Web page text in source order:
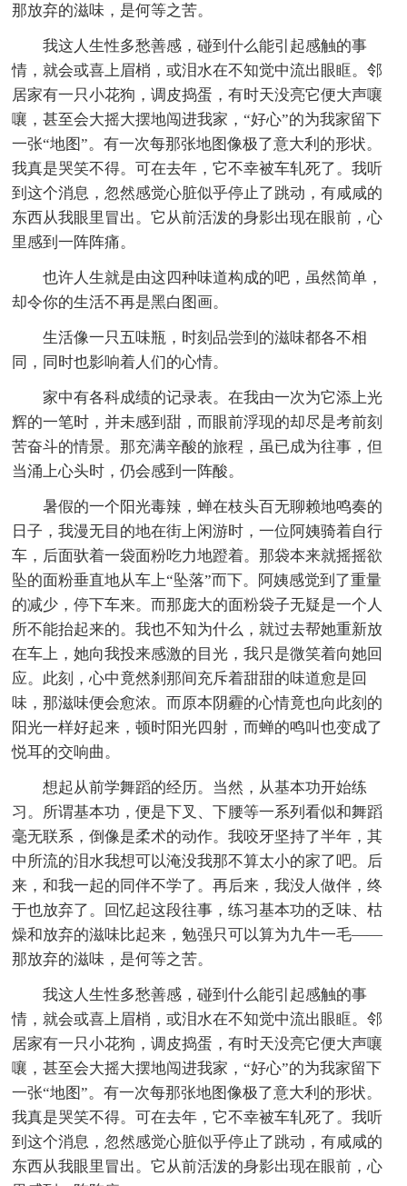
那放弃的滋味，是何等之苦。
我这人生性多愁善感，碰到什么能引起感触的事
情，就会或喜上眉梢，或泪水在不知觉中流出眼眶。邻
居家有一只小花狗，调皮捣蛋，有时天没亮它便大声嚷
嚷，甚至会大摇大摆地闯进我家，“好心”的为我家留下
一张“地图”。有一次每那张地图像极了意大利的形状。
我真是哭笑不得。可在去年，它不幸被车轧死了。我听
到这个消息，忽然感觉心脏似乎停止了跳动，有咸咸的
东西从我眼里冒出。它从前活泼的身影出现在眼前，心
里感到一阵阵痛。
也许人生就是由这四种味道构成的吧，虽然简单，
却令你的生活不再是黑白图画。
生活像一只五味瓶，时刻品尝到的滋味都各不相
同，同时也影响着人们的心情。
家中有各科成绩的记录表。在我由一次为它添上光
辉的一笔时，并未感到甜，而眼前浮现的却尽是考前刻
苦奋斗的情景。那充满辛酸的旅程，虽已成为往事，但
当涌上心头时，仍会感到一阵酸。
暑假的一个阳光毒辣，蝉在枝头百无聊赖地鸣奏的
日子，我漫无目的地在街上闲游时，一位阿姨骑着自行
车，后面驮着一袋面粉吃力地蹬着。那袋本来就摇摇欲
坠的面粉垂直地从车上“坠落”而下。阿姨感觉到了重量
的减少，停下车来。而那庞大的面粉袋子无疑是一个人
所不能抬起来的。我也不知为什么，就过去帮她重新放
在车上，她向我投来感激的目光，我只是微笑着向她回
应。此刻，心中竟然刹那间充斥着甜甜的味道愈是回
味，那滋味便会愈浓。而原本阴霾的心情竟也向此刻的
阳光一样好起来，顿时阳光四射，而蝉的鸣叫也变成了
悦耳的交响曲。
想起从前学舞蹈的经历。当然，从基本功开始练
习。所谓基本功，便是下叉、下腰等一系列看似和舞蹈
毫无联系，倒像是柔术的动作。我咬牙坚持了半年，其
中所流的泪水我想可以淹没我那不算太小的家了吧。后
来，和我一起的同伴不学了。再后来，我没人做伴，终
于也放弃了。回忆起这段往事，练习基本功的乏味、枯
燥和放弃的滋味比起来，勉强只可以算为九牛一毛——
那放弃的滋味，是何等之苦。
我这人生性多愁善感，碰到什么能引起感触的事
情，就会或喜上眉梢，或泪水在不知觉中流出眼眶。邻
居家有一只小花狗，调皮捣蛋，有时天没亮它便大声嚷
嚷，甚至会大摇大摆地闯进我家，“好心”的为我家留下
一张“地图”。有一次每那张地图像极了意大利的形状。
我真是哭笑不得。可在去年，它不幸被车轧死了。我听
到这个消息，忽然感觉心脏似乎停止了跳动，有咸咸的
东西从我眼里冒出。它从前活泼的身影出现在眼前，心